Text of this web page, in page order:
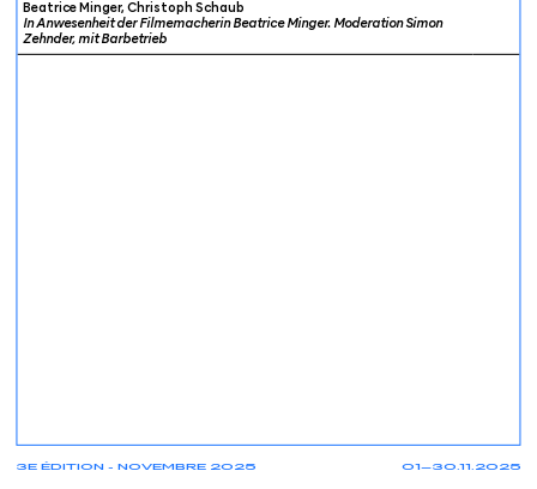
01—30.11.2025
3E ÉDITION - NOVEMBRE 2025
Beatrice Minger, Christoph Schaub
In Anwesenheit der Filmemacherin Beatrice Minger. Moderation Simon
Zehnder, mit Barbetrieb